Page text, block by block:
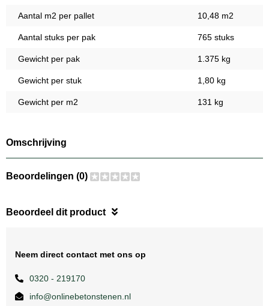
Aantal m2 per pallet 10,48 m2
Aantal stuks per pak 765 stuks
Gewicht per pak 1.375 kg
Gewicht per stuk 1,80 kg
Gewicht per m2 131 kg
Omschrijving
Beoordelingen (0)
Beoordeel dit product
Neem direct contact met ons op
0320 - 219170
info@onlinebetonstenen.nl